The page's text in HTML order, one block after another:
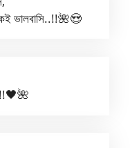
ভালবাসি..!!🌺😍